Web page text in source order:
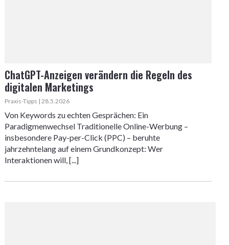
ChatGPT-Anzeigen verändern die Regeln des
digitalen Marketings
Praxis-Tipps | 28.5.2026
Von Keywords zu echten Gesprächen: Ein
Paradigmenwechsel Traditionelle Online-Werbung –
insbesondere Pay-per-Click (PPC) – beruhte
jahrzehntelang auf einem Grundkonzept: Wer
Interaktionen will, [...]